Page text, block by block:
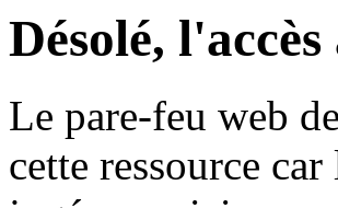
Désolé,
Le pare-feu web
cette ressource